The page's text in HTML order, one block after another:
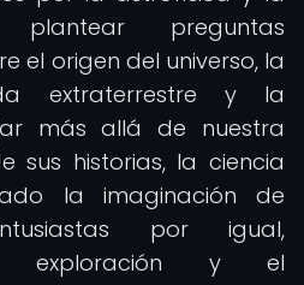
preguntas
el origen del universo, la
extraterrestre y la
más allá de nuestra
sus historias, la ciencia
la imaginación de
por igual,
exploración y el